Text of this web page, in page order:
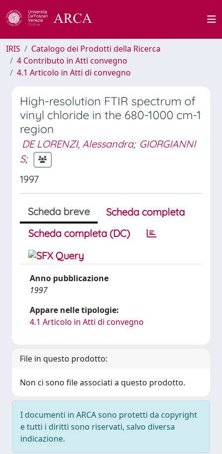
IRIS
Catalogo dei Prodotti della Ricerca
4 Contributo in Atti convegno
4.1 Articolo in Atti di convegno
High-resolution FTIR spectrum of
vinyl chloride in the 680-1000 cm-1
region
DE LORENZI, Alessandra; GIORGIANNI
S;
1997
Scheda breve
Scheda completa
Scheda completa (DC)
Anno pubblicazione
1997
Appare nelle tipologie:
4.1 Articolo in Atti di convegno
File in questo prodotto:
Non ci sono file associati a questo prodotto.
I documenti in ARCA sono protetti da copyright
e tutti i diritti sono riservati, salvo diversa
indicazione.